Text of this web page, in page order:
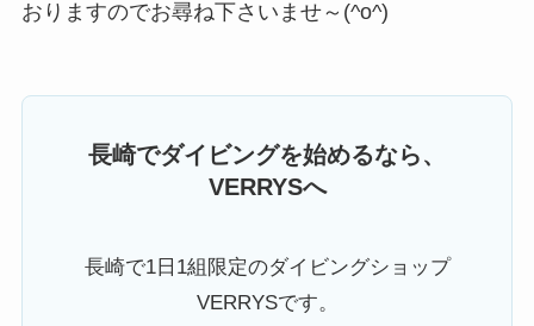
おりますのでお尋ね下さいませ～(^o^)
長崎でダイビングを始めるなら、
VERRYSへ
長崎で1日1組限定のダイビングショップ
VERRYSです。